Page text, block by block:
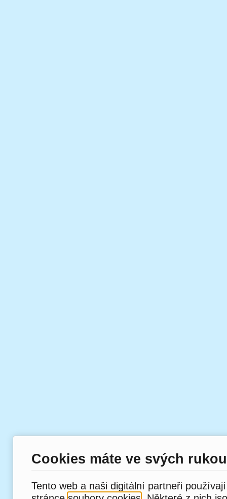
Cookies máte ve svých rukou
Tento web a naši digitální partneři